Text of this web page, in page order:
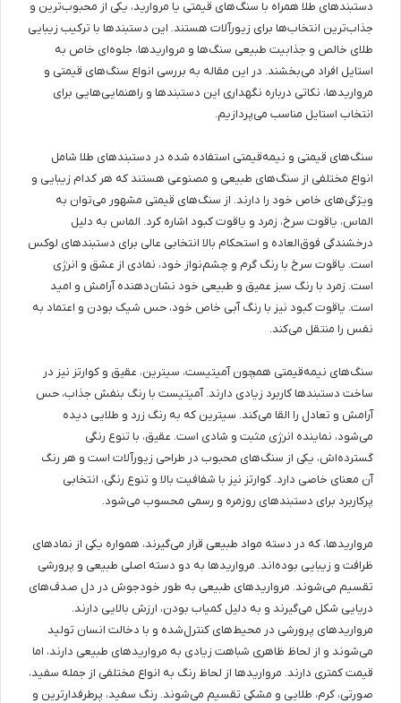
دستبندهای طلا همراه با سنگ‌های قیمتی یا مروارید، یکی از محبوب‌ترین و
جذاب‌ترین انتخاب‌ها برای زیورآلات هستند. این دستبندها با ترکیب زیبایی
طلای خالص و جذابیت طبیعی سنگ‌ها و مرواریدها، جلوه‌ای خاص به
استایل افراد می‌بخشند. در این مقاله به بررسی انواع سنگ‌های قیمتی و
مرواریدها، نکاتی درباره نگهداری این دستبندها و راهنمایی‌هایی برای
انتخاب استایل مناسب می‌پردازیم.
سنگ‌های قیمتی و نیمه‌قیمتی استفاده شده در دستبندهای طلا شامل
انواع مختلفی از سنگ‌های طبیعی و مصنوعی هستند که هر کدام زیبایی و
ویژگی‌های خاص خود را دارند. از سنگ‌های قیمتی مشهور می‌توان به
الماس، یاقوت سرخ، زمرد و یاقوت کبود اشاره کرد. الماس به دلیل
درخشندگی فوق‌العاده و استحکام بالا انتخابی عالی برای دستبندهای لوکس
است. یاقوت سرخ با رنگ گرم و چشم‌نواز خود، نمادی از عشق و انرژی
است. زمرد با رنگ سبز عمیق و طبیعی خود نشان‌دهنده آرامش و امید
است. یاقوت کبود نیز با رنگ آبی خاص خود، حس شیک بودن و اعتماد به
نفس را منتقل می‌کند.
سنگ‌های نیمه‌قیمتی همچون آمیتیست، سیترین، عقیق و کوارتز نیز در
ساخت دستبندها کاربرد زیادی دارند. آمیتیست با رنگ بنفش جذاب، حس
آرامش و تعادل را القا می‌کند. سیترین که به رنگ زرد و طلایی دیده
می‌شود، نماینده انرژی مثبت و شادی است. عقیق، با تنوع رنگی
گسترده‌اش، یکی از سنگ‌های محبوب در طراحی زیورآلات است و هر رنگ
آن معنای خاصی دارد. کوارتز نیز با شفافیت بالا و تنوع رنگی، انتخابی
پرکاربرد برای دستبندهای روزمره و رسمی محسوب می‌شود.
مرواریدها، که در دسته مواد طبیعی قرار می‌گیرند، همواره یکی از نمادهای
ظرافت و زیبایی بوده‌اند. مرواریدها به دو دسته اصلی طبیعی و پرورشی
تقسیم می‌شوند. مرواریدهای طبیعی به طور خودجوش در دل صدف‌های
دریایی شکل می‌گیرند و به دلیل کمیاب بودن، ارزش بالایی دارند.
مرواریدهای پرورشی در محیط‌های کنترل‌شده و با دخالت انسان تولید
می‌شوند و از لحاظ ظاهری شباهت زیادی به مرواریدهای طبیعی دارند، اما
قیمت کمتری دارند. مرواریدها از لحاظ رنگ به انواع مختلفی از جمله سفید،
صورتی، کرم، طلایی و مشکی تقسیم می‌شوند. رنگ سفید، پرطرفدارترین و